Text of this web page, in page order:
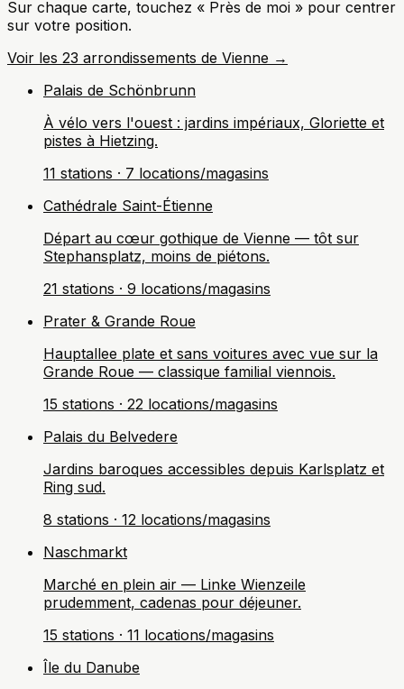
Sur chaque carte, touchez « Près de moi » pour centrer
sur votre position.
Voir les 23 arrondissements de Vienne →
Palais de Schönbrunn
À vélo vers l'ouest : jardins impériaux, Gloriette et
pistes à Hietzing.
11 stations · 7 locations/magasins
Cathédrale Saint-Étienne
Départ au cœur gothique de Vienne — tôt sur
Stephansplatz, moins de piétons.
21 stations · 9 locations/magasins
Prater & Grande Roue
Hauptallee plate et sans voitures avec vue sur la
Grande Roue — classique familial viennois.
15 stations · 22 locations/magasins
Palais du Belvedere
Jardins baroques accessibles depuis Karlsplatz et
Ring sud.
8 stations · 12 locations/magasins
Naschmarkt
Marché en plein air — Linke Wienzeile
prudemment, cadenas pour déjeuner.
15 stations · 11 locations/magasins
Île du Danube